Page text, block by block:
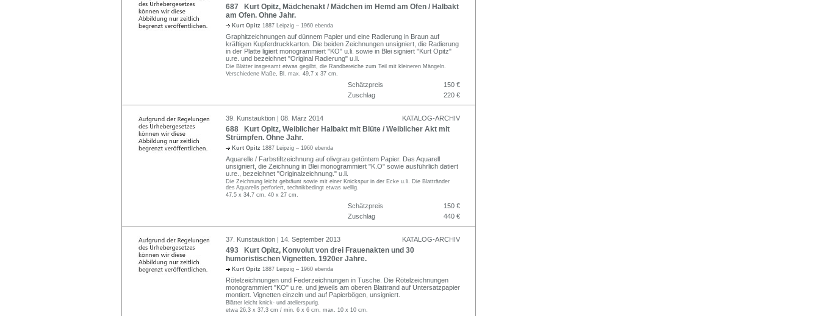
687 Kurt Opitz, Mädchenakt / Mädchen im Hemd am Ofen / Halbakt
am Ofen. Ohne Jahr.
Kurt Opitz 1887 Leipzig – 1960 ebenda
Graphitzeichnungen auf dünnem Papier und eine Radierung in Braun auf
kräftigen Kupferdruckkarton. Die beiden Zeichnungen unsigniert, die Radierung
in der Platte ligiert monogrammiert "KO" u.li. sowie in Blei signiert "Kurt Opitz"
u.re. und bezeichnet "Original Radierung" u.li.
Die Blätter insgesamt etwas gegilbt, die Randbereiche zum Teil mit kleineren Mängeln.
Verschiedene Maße, Bl. max. 49,7 x 37 cm.
Schätzpreis
150 €
Zuschlag
220 €
39. Kunstauktion | 08. März 2014 KATALOG-ARCHIV
688 Kurt Opitz, Weiblicher Halbakt mit Blüte / Weiblicher Akt mit
Strümpfen. Ohne Jahr.
Kurt Opitz 1887 Leipzig – 1960 ebenda
Aquarelle / Farbstiftzeichnung auf olivgrau getöntem Papier. Das Aquarell
unsigniert, die Zeichnung in Blei monogrammiert "K.O" sowie ausführlich datiert
u.re., bezeichnet "Originalzeichnung." u.li.
Die Zeichnung leicht gebräunt sowie mit einer Knickspur in der Ecke u.li. Die Blattränder
des Aquarells perforiert, technikbedingt etwas wellig.
47,5 x 34,7 cm, 40 x 27 cm.
Schätzpreis
150 €
Zuschlag
440 €
37. Kunstauktion | 14. September 2013 KATALOG-ARCHIV
493 Kurt Opitz, Konvolut von drei Frauenakten und 30
humoristischen Vignetten. 1920er Jahre.
Kurt Opitz 1887 Leipzig – 1960 ebenda
Rötelzeichnungen und Federzeichnungen in Tusche. Die Rötelzeichnungen
monogrammiert "KO" u.re. und jeweils am oberen Blattrand auf Untersatzpapier
montiert. Vignetten einzeln und auf Papierbögen, unsigniert.
Blätter leicht knick- und atelierspurig.
etwa 26,3 x 37,3 cm / min. 6 x 6 cm, max. 10 x 10 cm.